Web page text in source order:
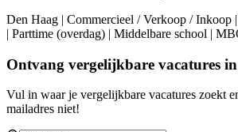
Den Haag | Commercieel / Verkoop / Inkoop
| Parttime (overdag) | Middelbare school |
Ontvang vergelijkbare vacatures
Vul in waar je vergelijkbare vacatures zoekt
mailadres niet!